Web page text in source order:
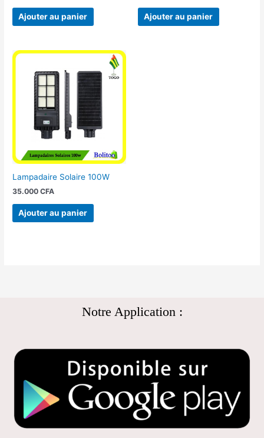
Ajouter au panier Ajouter au panier
Lampadaire Solaire 100W
35.000CFA
Ajouter au panier
Notre Application :